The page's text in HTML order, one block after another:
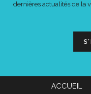
dernières actualités de la
ACCUEIL